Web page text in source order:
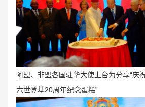
阿盟、非盟各国驻华大使上台为分享“庆
六世登基20周年纪念蛋糕”